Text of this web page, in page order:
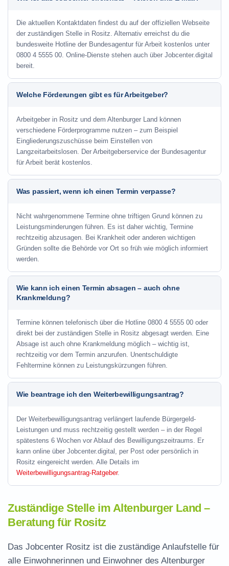
Die aktuellen Kontaktdaten findest du auf der offiziellen Webseite
der zuständigen Stelle in Rositz. Alternativ erreichst du die
bundesweite Hotline der Bundesagentur für Arbeit kostenlos unter
0800 4 5555 00. Online-Dienste stehen auch über Jobcenter.digital
bereit.
Welche Förderungen gibt es für Arbeitgeber?
Arbeitgeber in Rositz und dem Altenburger Land können
verschiedene Förderprogramme nutzen – zum Beispiel
Eingliederungszuschüsse beim Einstellen von
Langzeitarbeitslosen. Der Arbeitgeberservice der Bundesagentur
für Arbeit berät kostenlos.
Was passiert, wenn ich einen Termin verpasse?
Nicht wahrgenommene Termine ohne triftigen Grund können zu
Leistungsminderungen führen. Es ist daher wichtig, Termine
rechtzeitig abzusagen. Bei Krankheit oder anderen wichtigen
Gründen sollte die Behörde vor Ort so früh wie möglich informiert
werden.
Wie kann ich einen Termin absagen – auch ohne
Krankmeldung?
Termine können telefonisch über die Hotline 0800 4 5555 00 oder
direkt bei der zuständigen Stelle in Rositz abgesagt werden. Eine
Absage ist auch ohne Krankmeldung möglich – wichtig ist,
rechtzeitig vor dem Termin anzurufen. Unentschuldigte
Fehltermine können zu Leistungskürzungen führen.
Wie beantrage ich den Weiterbewilligungsantrag?
Der Weiterbewilligungsantrag verlängert laufende Bürgergeld-
Leistungen und muss rechtzeitig gestellt werden – in der Regel
spätestens 6 Wochen vor Ablauf des Bewilligungszeitraums. Er
kann online über Jobcenter.digital, per Post oder persönlich in
Rositz eingereicht werden. Alle Details im
Weiterbewilligungsantrag-Ratgeber.
Zuständige Stelle im Altenburger Land –
Beratung für Rositz
Das Jobcenter Rositz ist die zuständige Anlaufstelle für
alle Einwohnerinnen und Einwohner des Altenburger